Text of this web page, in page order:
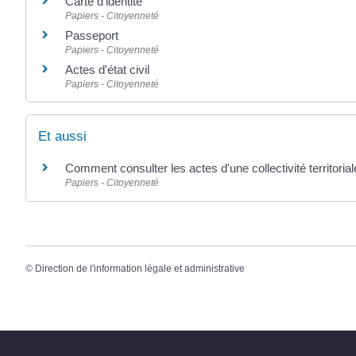
Papiers - Citoyenneté
Passeport
Papiers - Citoyenneté
Actes d'état civil
Papiers - Citoyenneté
Et aussi
Comment consulter les actes d'une collectivité
Papiers - Citoyenneté
© Direction de l'information légale et administrative